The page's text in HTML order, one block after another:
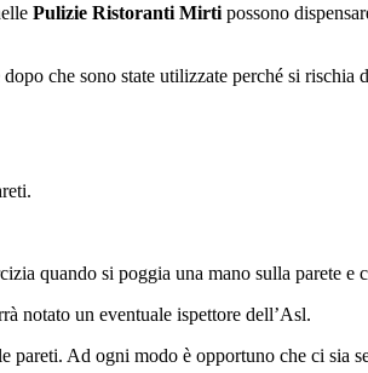
Pulizie Ristoranti Mirti possono
che sono state utilizzate perché si
quando si poggia una mano sulla parete e
notato un eventuale ispettore dell’Asl.
Ad ogni modo è opportuno che ci sia